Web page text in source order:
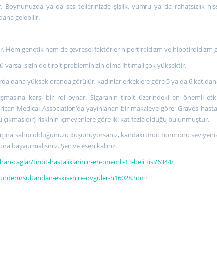
ya da ses tellerinizde şişlik, yumru ya da rahatsızlık
gelebilir.
Hem genetik hem de çevresel faktörler hipertiroidizm ve hipotiroidizm
varsa, sizin de tiroit probleminizin olma ihtimali çok yüksektir.
daha yüksek oranda görülür, kadınlar erkeklere göre 5 ya da 6 kat
karşı bir rol oynar. Sigaranın tiroit üzerindeki en önemli
Medical Association’da yayınlanan bir makaleye göre; Graves
çıkmasıdır) riskinin içmeyenlere göre iki kat fazla olduğu bulunmuştur.
sahip olduğunuzu düşünüyorsanız, kandaki tiroit hormonu
başvurmalısınız. Şen ve esen kalınız.
caglar/tiroit-hastaliklarinin-en-onemli-13-belirtisi/6344/
sultandan-eskisehire-ovguler-h16028.html